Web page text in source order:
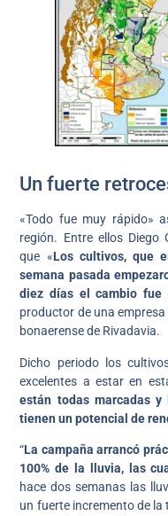
Un fuerte
«Todo fue muy rápido»
región. Entre ellos Diego
que «Los cultivos, que
semana pasada
diez días el cambio fue
productor de una
bonaerense de Rivadavia.
Dicho periodo los
excelentes a estar en
están todas marcadas
tienen un potencial de
“La campaña arrancó
100% de la lluvia, las
hace dos semanas las
un fuerte incremento de